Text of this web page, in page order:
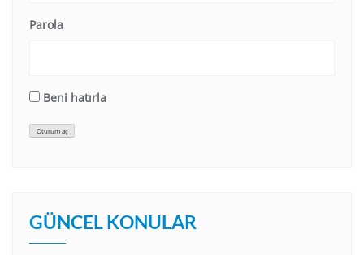
Parola
Beni hatırla
Oturum aç
GÜNCEL KONULAR